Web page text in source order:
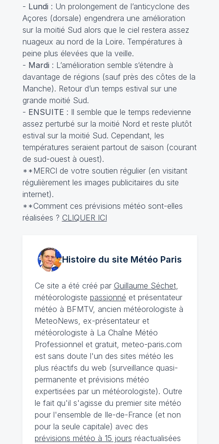
- Lundi : Un prolongement de l’anticyclone des
Açores (dorsale) engendrera une amélioration
sur la moitié Sud alors que le ciel restera assez
nuageux au nord de la Loire. Températures à
peine plus élevées que la veille.
- Mardi : L’amélioration semble s‘étendre à
davantage de régions (sauf près des côtes de la
Manche). Retour d’un temps estival sur une
grande moitié Sud.
- ENSUITE : Il semble que le temps redevienne
assez perturbé sur la moitié Nord et reste plutôt
estival sur la moitié Sud. Cependant, les
températures seraient partout de saison (courant
de sud-ouest à ouest).
**MERCI de votre soutien régulier (en visitant
régulièrement les images publicitaires du site
internet).
**Comment ces prévisions météo sont-elles
réalisées ? CLIQUER ICI
Histoire du site MétéoParis
Ce site a été créé par Guillaume Séchet,
météorologiste passionné et présentateur
météo à BFMTV, ancien météorologiste à
MeteoNews, ex-présentateur et
météorologiste à La Chaîne Météo
Professionnel et gratuit, meteo-paris.com
est sans doute l'un des sites météo les
plus réactifs du web (surveillance quasi-
permanente et prévisions météo
expertisées par un météorologiste). Outre
le fait qu'il s'agisse du premier site météo
pour l'ensemble de Ile-de-France (et non
pour la seule capitale) avec des
prévisions météo à 15 jours réactualisées